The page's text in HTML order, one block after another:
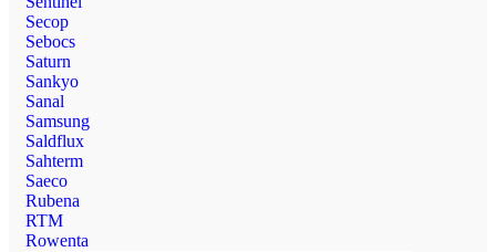
Secop
Sebocs
Saturn
Sankyo
Sanal
Samsung
Saldflux
Sahterm
Saeco
Rubena
RTM
Rowenta